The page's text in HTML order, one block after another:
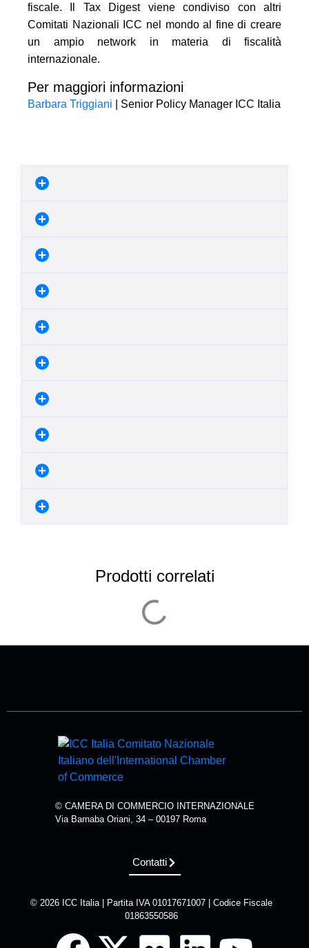
fiscale. Il Tax Digest viene condiviso con altri
Comitati Nazionali ICC nel mondo al fine di creare
un ampio network in materia di fiscalità
internazionale.
Per maggiori informazioni
Barbara Triggiani | Senior Policy Manager ICC Italia
Prodotti correlati
© CAMERA DI COMMERCIO INTERNAZIONALE
Via Barnaba Oriani, 34 – 00197 Roma
Contatti
© 2026 ICC Italia | Partita IVA 01017671007 | Codice Fiscale
01863550586